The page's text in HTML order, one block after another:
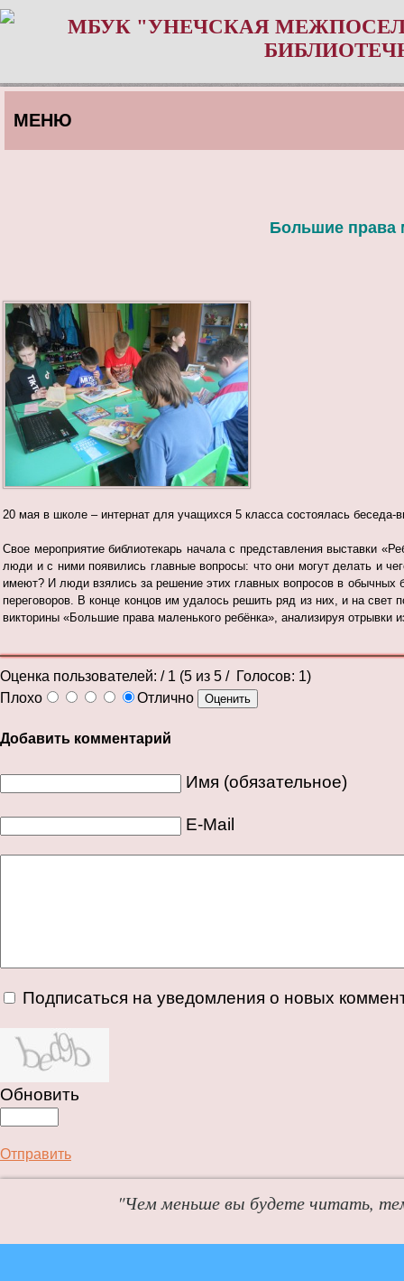
МБУК "УНЕЧСКАЯ
МЕНЮ
Большие права
20 мая в школе – интернат для учащихся 5 класса состоялась беседа-
Свое мероприятие библиотекарь начала с представления выставки
люди и с ними появились главные вопросы: что они могут делать и
имеют? И люди взялись за решение этих главных вопросов в
переговоров. В конце концов им удалось решить ряд из них, и на
викторины «Большие права маленького ребёнка», анализируя отрывки
Оценка пользователей: / 1 (5 из 5 / Голосов: 1)
Плохо
Отлично
Добавить комментарий
Имя (обязательное)
E-Mail
Подписаться на уведомления о новых
Обновить
Отправить
"Чем меньше вы будете читать,